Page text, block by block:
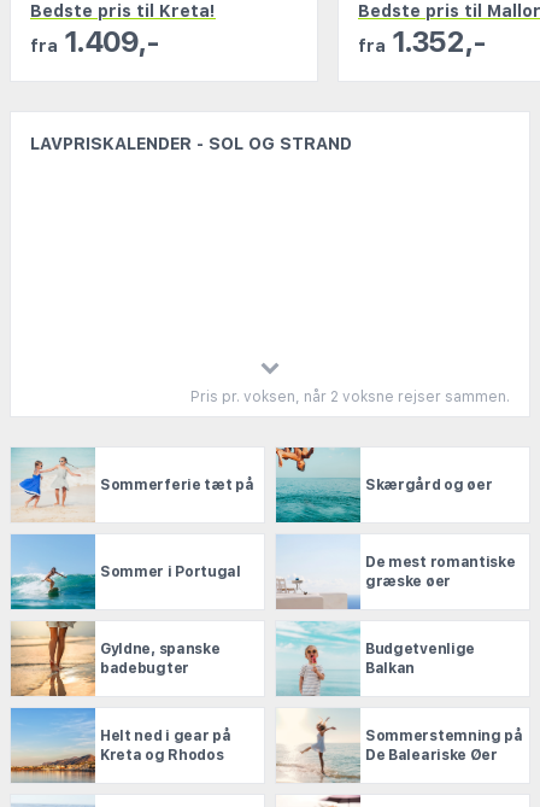
Alle rejser, du finder hos os, bookes gennem
anerkendte rejseselskaber, som følger
pakkerejseloven og har stillet lovpligtig rejsegaranti.
På den måde kan du føle dig tryg hele vejen.
Bedste pris til Kreta!
fra 1.409,-
Bedste pris til
fra 1.352,-
LAVPRISKALENDER - SOL OG STRAND
Pris pr. voksen, når 2 voksne rejser sammen.
Sommerferie tæt på Skærgård og øer
Sommer i Portugal
De mest romantiske
græske øer
Gyldne, spanske
badebugter
Budgetvenlige
Balkan
Helt ned i gear på
Kreta og Rhodos
Sommerstemning på
De Baleariske Øer